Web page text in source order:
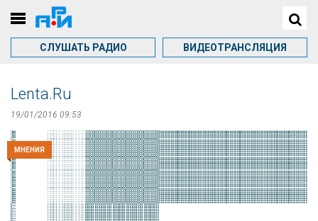
СЛУШАТЬ РАДИО ВИДЕОТРАНСЛЯЦИЯ
Lenta.Ru
19/01/2016 09:53
МНЕНИЯ